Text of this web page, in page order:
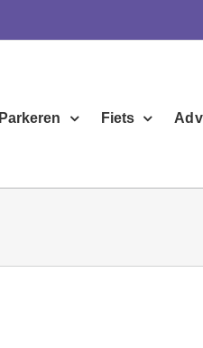
Parkeren Fiets